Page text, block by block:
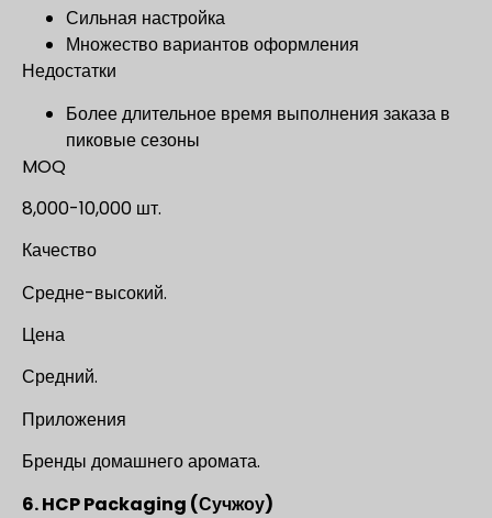
Сильная настройка
Множество вариантов оформления
Недостатки
Более длительное время выполнения заказа в
пиковые сезоны
MOQ
8,000-10,000 шт.
Качество
Средне-высокий.
Цена
Средний.
Приложения
Бренды домашнего аромата.
6. HCP Packaging (Сучжоу)